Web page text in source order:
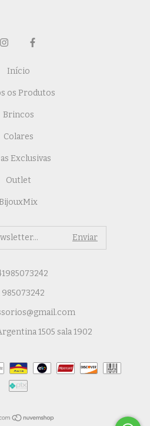
Início
os Produtos
Brincos
Colares
Exclusivas
Outlet
985073242
1505 sala 1902